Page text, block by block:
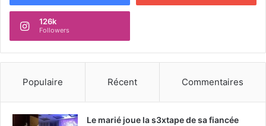
126k
Followers
Populaire Récent Commentaires
Le marié joue la s3xtape de sa fiancée